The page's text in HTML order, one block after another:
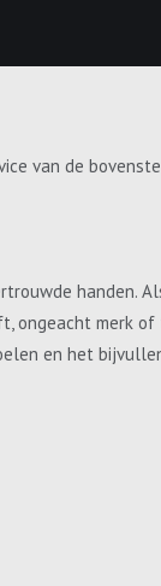
van de
handen.
merk
en het